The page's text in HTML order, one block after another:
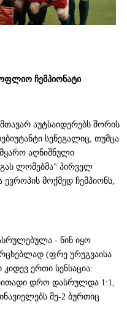
ჩემპიონატი
აუტსაიდერებს შორის
სენეგალიც, თუმცა
აღნიშნული
ლომებმა" პირველ
მოქმედ ჩემპიონს,
- წინ იყო
(ფრე ურუგვაისა
ერთი სენსაცია:
დრო დასრულდა 1:1,
მე-2 ბურთიც